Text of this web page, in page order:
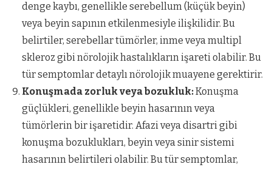
denge kaybı, genellikle serebellum (küçük beyin)
veya beyin sapının etkilenmesiyle ilişkilidir. Bu
belirtiler, serebellar tümörler, inme veya multipl
skleroz gibi nörolojik hastalıkların işareti olabilir. Bu
tür semptomlar detaylı nörolojik muayene gerektirir.
Konuşmada zorluk veya bozukluk:Konuşma
güçlükleri, genellikle beyin hasarının veya
tümörlerin bir işaretidir. Afazi veya disartri gibi
konuşma bozuklukları, beyin veya sinir sistemi
hasarının belirtileri olabilir. Bu tür semptomlar,